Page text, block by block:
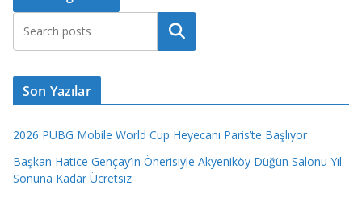
Ara
Son Yazılar
2026 PUBG Mobile World Cup Heyecanı Paris’te Başlıyor
Başkan Hatice Gençay’ın Önerisiyle Akyeniköy Düğün Salonu Yıl
Sonuna Kadar Ücretsiz